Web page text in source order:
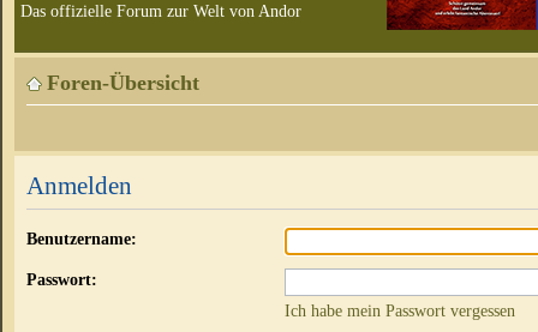
Das offizielle Forum zur Welt von Andor
Foren-Übersicht
Anmelden
Benutzername:
Passwort:
Ich habe mein Passwort vergessen